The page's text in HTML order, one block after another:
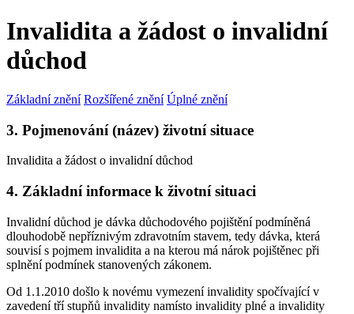
Invalidita a žádost o invalidní
důchod
Základní znění Rozšířené znění Úplné znění
3. Pojmenování (název) životní situace
Invalidita a žádost o invalidní důchod
4. Základní informace k životní situaci
Invalidní důchod je dávka důchodového pojištění podmíněná
dlouhodobě nepříznivým zdravotním stavem, tedy dávka, která
souvisí s pojmem invalidita a na kterou má nárok pojištěnec při
splnění podmínek stanovených zákonem.
Od 1.1.2010 došlo k novému vymezení invalidity spočívající v
zavedení tří stupňů invalidity namísto invalidity plné a invalidity